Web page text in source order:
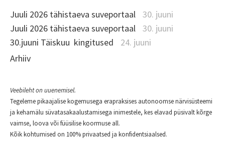
Juuli 2026 tähistaeva suveportaal
30. juuni
Juuli 2026 tähistaeva suveportaal
30. juuni
30.juuni Täiskuu kingitused
24. juuni
Arhiiv
Veebileht on uuenemisel.
Tegeleme pikaajalise kogemusega erapraksises autonoomse närvisüsteemi
ja kehamälu süvatasakaalustamisega inimestele, kes elavad püsivalt kõrge
vaimse, loova või füüsilise koormuse all.
Kõik kohtumised on 100% privaatsed ja konfidentsiaalsed.